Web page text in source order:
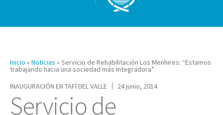
Inicio » Noticias » Servicio de Rehabilitación Los Menhires: “Estamos
trabajando hacia una sociedad más integradora”
INAUGURACIÓN EN TAFÍ DEL VALLE
24 junio, 2014
Servicio de